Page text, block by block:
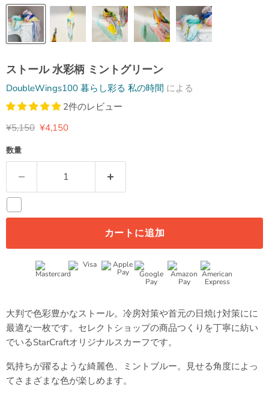
ストール 水彩柄 ミントグリーン
DoubleWings100 暮らし彩る 私の時間 による
2件のレビュー
元の価格
¥5,150 現在の価格
¥4,150
数量
カートに追加
大判で色彩豊かなストール。冷房対策や首元の日焼け対策にに
最適な一枚です。セレクトショップの商品つくりを丁寧に紡い
でいるStarCraftオリジナルスカーフです。
気持ちが躍るような綺麗色、ミントブルー。見せる角度によっ
てさまざまな色が楽しめます。